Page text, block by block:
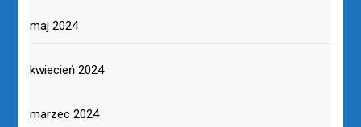
maj 2024
kwiecień 2024
marzec 2024